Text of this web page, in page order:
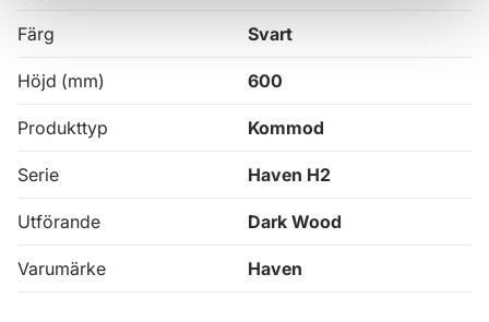
Färg Svart
Höjd (mm) 600
Produkttyp Kommod
Serie Haven H2
Utförande Dark Wood
Varumärke Haven